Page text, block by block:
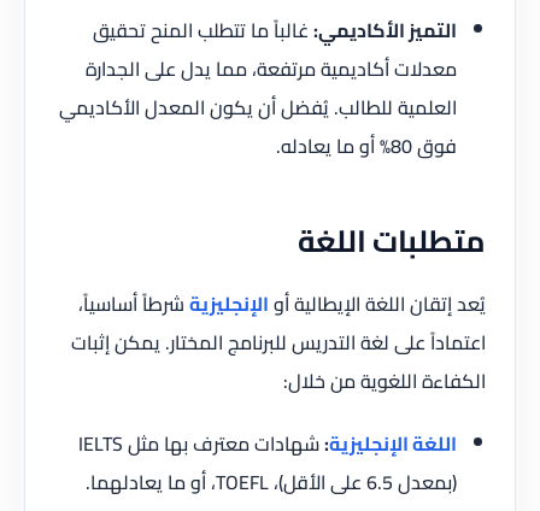
التميز الأكاديمي:غالباً ما تتطلب المنح تحقيق
معدلات أكاديمية مرتفعة، مما يدل على الجدارة
العلمية للطالب. يُفضل أن يكون المعدل الأكاديمي
فوق 80% أو ما يعادله.
متطلبات اللغة
يُعد إتقان اللغة الإيطالية أوالإنجليزيةشرطاً أساسياً،
اعتماداً على لغة التدريس للبرنامج المختار. يمكن إثبات
الكفاءة اللغوية من خلال:
اللغة الإنجليزية:
شهادات معترف بها مثل IELTS
(بمعدل 6.5 على الأقل)، TOEFL، أو ما يعادلهما.